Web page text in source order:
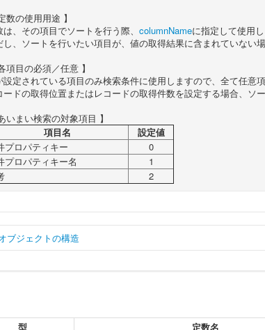
数の使用用途 】
は、その項目でソートを行う際、columnNameに指定して使用し
し、ソートを行いたい項目が、値の取得結果に含まれていない
項目の必須／任意 】
設定されている項目のみ検索条件に使用しますので、全て任意項
ードの取得位置またはレコードの取得件数を設定する場合、ソ
いまい検索の対象項目 】
項目名
設定値
プロパティキー
0
プロパティキー名
1
2
ブジェクトの構造
    likeSearchCondition
: String, // あいまい検索の
型 定数名